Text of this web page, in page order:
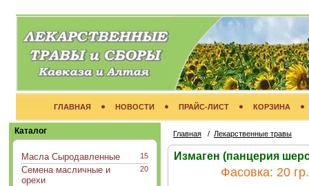
ГЛАВНАЯ НОВОСТИ ПРАЙС-ЛИСТ КОРЗИНА
Каталог
15
Масла Сыродавленные
20
Семена масличные и
орехи
Главная / Лекарственные травы
Измаген (панцерия
Фасовка: 20 гр.